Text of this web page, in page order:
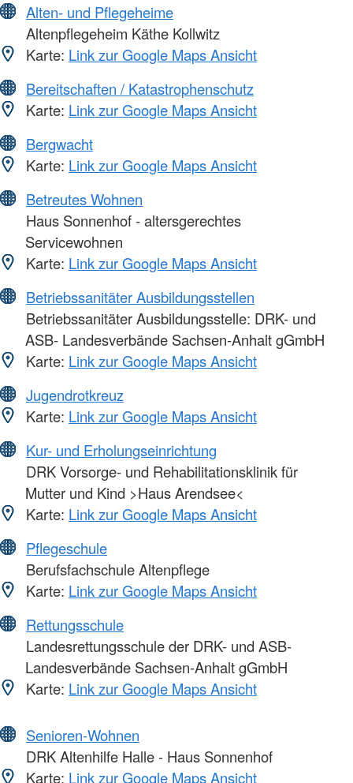
Alten- und Pflegeheime
Altenpflegeheim Käthe Kollwitz
Karte: Link zur Google Maps Ansicht
Bereitschaften / Katastrophenschutz
Karte: Link zur Google Maps Ansicht
Bergwacht
Karte: Link zur Google Maps Ansicht
Betreutes Wohnen
Haus Sonnenhof - altersgerechtes
Servicewohnen
Karte: Link zur Google Maps Ansicht
Betriebssanitäter Ausbildungsstellen
Betriebssanitäter Ausbildungsstelle: DRK- und
ASB- Landesverbände Sachsen-Anhalt gGmbH
Karte: Link zur Google Maps Ansicht
Jugendrotkreuz
Karte: Link zur Google Maps Ansicht
Kur- und Erholungseinrichtung
DRK Vorsorge- und Rehabilitationsklinik für
Mutter und Kind >Haus Arendsee<
Karte: Link zur Google Maps Ansicht
Pflegeschule
Berufsfachschule Altenpflege
Karte: Link zur Google Maps Ansicht
Rettungsschule
Landesrettungsschule der DRK- und ASB-
Landesverbände Sachsen-Anhalt gGmbH
Karte: Link zur Google Maps Ansicht
Senioren-Wohnen
DRK Altenhilfe Halle - Haus Sonnenhof
Karte: Link zur Google Maps Ansicht